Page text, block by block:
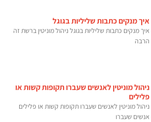
איך מנקים כתבות שליליות בגוגל
איך מנקים כתבות שליליות בגוגל ניהול מוניטין ברשת זה
הרבה
ניהול מוניטין לאנשים שעברו תקופות קשות או
פלילים
ניהול מוניטין לאנשים שעברו תקופות קשות או פלילים
אנשים שעברו